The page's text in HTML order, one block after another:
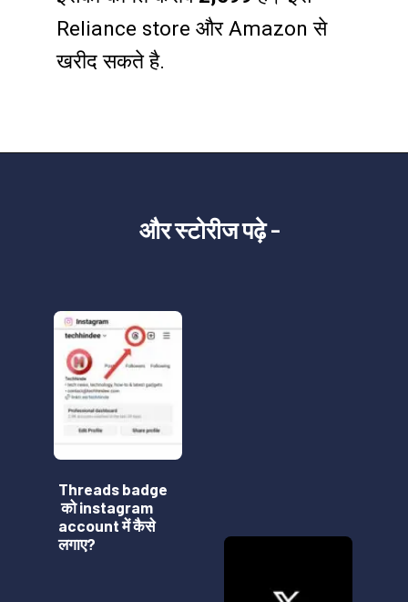
Reliance store और Amazon से
खरीद सकते है.
औरस्टोरीजपढ़े -
Threads badge
को instagram
account में कैसे
लगाए?